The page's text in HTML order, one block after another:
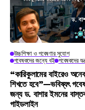
উচ্চশিক্ষা ও গবেষণার সুযোগ
গবেষকদের জন্যে বই গবেষকদের
“কারিকুলামের বাইরেও
শিখতে হবে”—ভবিষ্যৎ
জন্য ড. বাশার ইমনের
গাইডলাইন